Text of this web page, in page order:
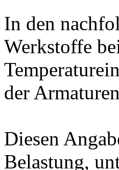
In den
Werkstoffe
der
Diesen
Belastung,